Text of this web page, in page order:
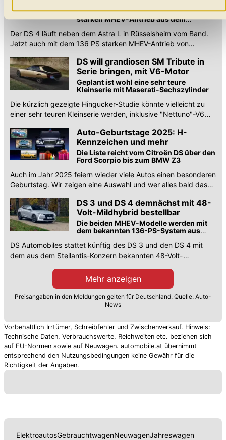
dass durch eine Einschränkung womöglich nicht mehr alle
Funktionalitäten der Website zur Verfügung stehen. Sie
können die Einstellungen jederzeit in unserer
Datenschutzerklärunganpassen.
Franzosen?
Auch ihn gibt es jetzt mit dem 136 PS
starken MHEV-Antrieb aus dem
Der DS 4 läuft neben dem Astra L in Rüsselsheim vom Band.
Jetzt auch mit dem 136 PS starken MHEV-Antrieb von
DS will grandiosen SM Tribute in
Serie bringen, mit V6-Motor
Geplant ist wohl eine sehr teure
Kleinserie mit Maserati-Sechszylinder
Die kürzlich gezeigte Hingucker-Studie könnte vielleicht zu
einer sehr teuren Kleinserie werden, inklusive "Nettuno"-V6
Auto-Geburtstage 2025: H-
Kennzeichen und mehr
Die Liste reicht vom Citroën DS über den
Ford Scorpio bis zum BMW Z3
Auch im Jahr 2025 feiern wieder viele Autos einen besonderen
Geburtstag. Wir zeigen eine Auswahl und wer alles bald das
DS 3 und DS 4 demnächst mit 48-
Volt-Mildhybrid bestellbar
Die beiden MHEV-Modelle werden mit
dem bekannten 136-PS-System aus
...
DS Automobiles stattet künftig des DS 3 und den DS 4 mit
dem aus dem Stellantis-Konzern bekannten 48-Volt-
Mehr anzeigen
Preisangaben in den Meldungen gelten für Deutschland. Quelle: Auto-
News
Vorbehaltlich Irrtümer, Schreibfehler und Zwischenverkauf. Hinweis:
Technische Daten, Verbrauchswerte, Reichweiten etc. beziehen sich
auf EU-Normen sowie auf Neuwagen. automobile.at übernimmt
entsprechend den Nutzungsbedingungen keine Gewähr für die
Richtigkeit der Angaben.
ElektroautosGebrauchtwagenNeuwagenJahreswagen